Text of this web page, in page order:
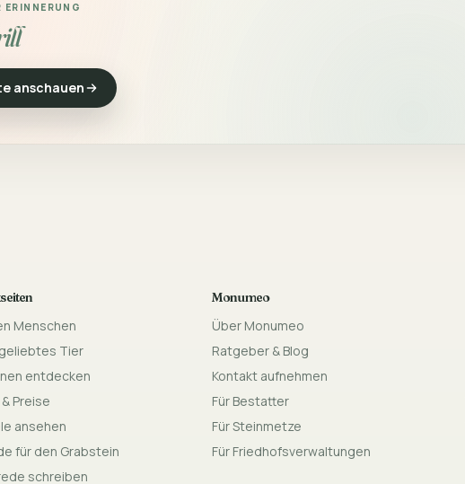
ERINNERUNG
anschauen
Menschen
Tier
entdecken
Preise
ansehen
für den Grabstein
schreiben
Monumeo
Über Monumeo
Ratgeber & Blog
Kontakt aufnehmen
Für Bestatter
Für Steinmetze
Für Friedhofsverwaltungen